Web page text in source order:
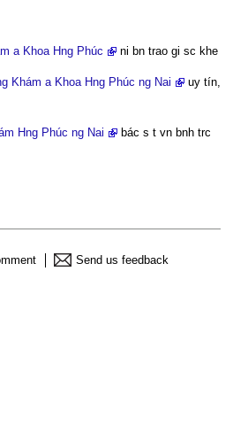
a Khoa Hng Phúc ni bn trao gi sc khe
Khám a Khoa Hng Phúc ng Nai
uy tín,
Hng Phúc ng Nai
bác s t vn bnh trc
Send us feedback